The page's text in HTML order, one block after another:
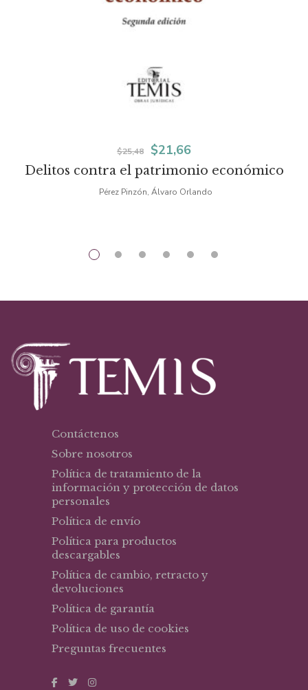
Delitos contra el patrimonio económico
$25,48
El
precio
original
$25,48.
$21,66El
precio
actual
$21,66.
Pérez Pinzón, Álvaro Orlando
Contáctenos
Sobre nosotros
Política de tratamiento de la
información y protección de datos
personales
Política de envío
Política para productos
descargables
Política de cambio, retracto y
devoluciones
Política de garantía
Política de uso de cookies
Preguntas frecuentes